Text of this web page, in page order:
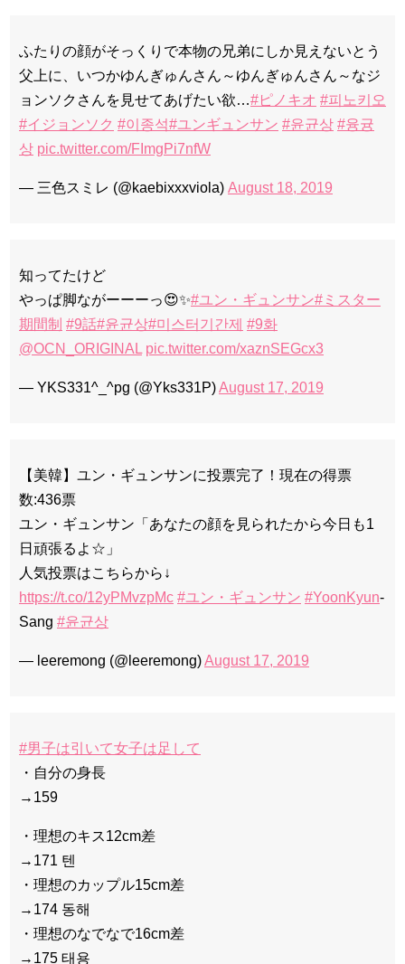
ふたりの顔がそっくりで本物の兄弟にしか見えないとう
父上に、いつかゆんぎゅんさん～ゆんぎゅんさん～なジ
ョンソクさんを見せてあげたい欲…#ピノキオ #피노키오
#イジョンソク #이종석#ユンギュンサン #윤균상 #융귱
상 pic.twitter.com/FImgPi7nfW
— 三色スミレ (@kaebixxxviola) August 18, 2019
知ってたけど
やっぱ脚ながーーーっ😍✨#ユン・ギュンサン#ミスター
期間制 #9話#윤균상#미스터기간제 #9화
@OCN_ORIGINAL pic.twitter.com/xaznSEGcx3
— YKS331^_^pg (@Yks331P)August 17, 2019
【美韓】ユン・ギュンサンに投票完了！現在の得票
数:436票
ユン・ギュンサン「あなたの顔を見られたから今日も1
日頑張るよ☆」
人気投票はこちらから↓
https://t.co/12yPMvzpMc #ユン・ギュンサン #YoonKyun-
Sang #윤균상
— leeremong (@leeremong)August 17, 2019
#男子は引いて女子は足して
・自分の身長
→159
・理想のキス12cm差
→171 텐
・理想のカップル15cm差
→174 동해
・理想のなでなで16cm差
→175 태용